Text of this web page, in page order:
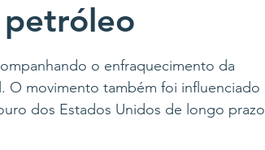
petróleo
o enfraquecimento da
O movimento também foi influenciado
dos Estados Unidos de longo prazo